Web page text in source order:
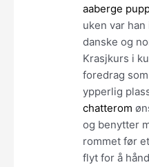
aaberge
uken var
danske og
Krasjkurs i
foredrag
ypperlig
chatterom
og benytter
rommet før
flyt for å